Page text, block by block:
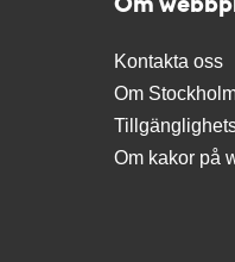
Kontakta oss
Om
Om kakor på